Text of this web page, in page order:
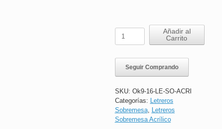
Letrero
Sobremesa
|
Correcta
Higiene
de
Manos
|
16x24
cm
Añadir al
Carrito
Seguir Comprando
SKU: Ok9-16-LE-SO-ACRI
Categorías: Letreros
Sobremesa, Letreros
Sobremesa Acrílico